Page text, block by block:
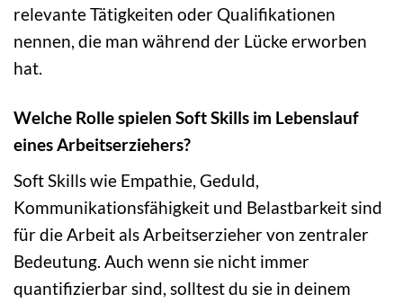
relevante Tätigkeiten oder Qualifikationen
nennen, die man während der Lücke erworben
hat.
Welche Rolle spielen Soft Skills im Lebenslauf
eines Arbeitserziehers?
Soft Skills wie Empathie, Geduld,
Kommunikationsfähigkeit und Belastbarkeit sind
für die Arbeit als Arbeitserzieher von zentraler
Bedeutung. Auch wenn sie nicht immer
quantifizierbar sind, solltest du sie in deinem